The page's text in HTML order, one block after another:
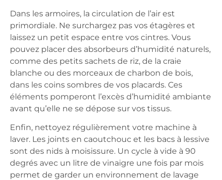
Dans les armoires, la circulation de l’air est
primordiale. Ne surchargez pas vos étagères et
laissez un petit espace entre vos cintres. Vous
pouvez placer des absorbeurs d’humidité naturels,
comme des petits sachets de riz, de la craie
blanche ou des morceaux de charbon de bois,
dans les coins sombres de vos placards. Ces
éléments pomperont l’excès d’humidité ambiante
avant qu’elle ne se dépose sur vos tissus.
Enfin, nettoyez régulièrement votre machine à
laver. Les joints en caoutchouc et les bacs à lessive
sont des nids à moisissure. Un cycle à vide à 90
degrés avec un litre de vinaigre une fois par mois
permet de garder un environnement de lavage